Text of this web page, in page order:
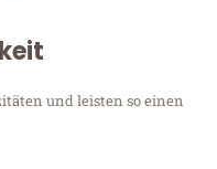
und leisten so einen